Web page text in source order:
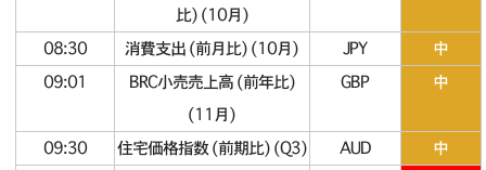
比) (10月)
08:30 消費支出 (前月比) (10月) JPY
中
09:01
BRC小売売上高 (前年比)
(11月)
GBP 中
09:30 住宅価格指数 (前期比) (Q3) AUD
中